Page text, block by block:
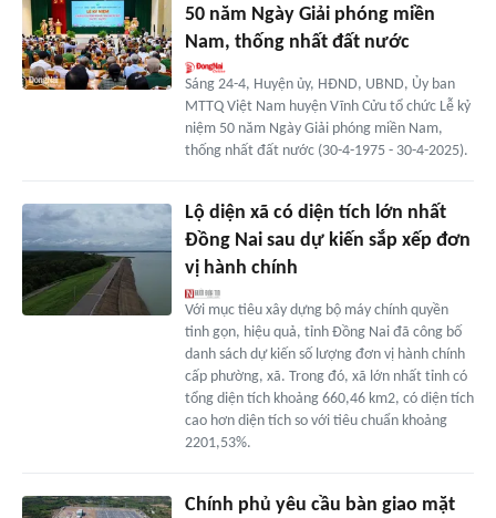
50 năm Ngày Giải phóng miền
Nam, thống nhất đất nước
Sáng 24-4, Huyện ủy, HĐND, UBND, Ủy ban
MTTQ Việt Nam huyện Vĩnh Cửu tổ chức Lễ kỷ
niệm 50 năm Ngày Giải phóng miền Nam,
thống nhất đất nước (30-4-1975 - 30-4-2025).
Lộ diện xã có diện tích lớn nhất
Đồng Nai sau dự kiến sắp xếp đơn
vị hành chính
Với mục tiêu xây dựng bộ máy chính quyền
tinh gọn, hiệu quả, tỉnh Đồng Nai đã công bố
danh sách dự kiến số lượng đơn vị hành chính
cấp phường, xã. Trong đó, xã lớn nhất tỉnh có
tổng diện tích khoảng 660,46 km2, có diện tích
cao hơn diện tích so với tiêu chuẩn khoảng
2201,53%.
Chính phủ yêu cầu bàn giao mặt